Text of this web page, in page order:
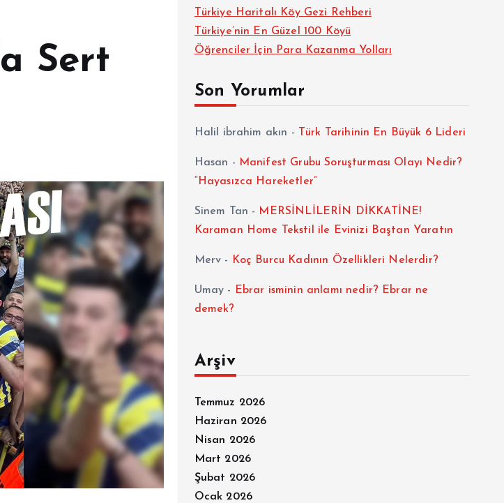
Sert
Türkiye Haritalı Köy Gezi Rehberi
Türkiye’nin En Güzel 100 Köyü
Öğrenciler İçin Para Kazanma Yolları
Son Yorumlar
Halil ibrahim akın - Türk Tarihinin En Büyük 6 Lideri
Hasan - Manifest Grubu Soruşturması Olayı Nedir?
“Hayasızca Hareketler”
Sinem Tan - MERSİNLİLERİN DİKKATİNE!
Karaman Home Tekstil ile Evinizi Baştan Yaratın
Merv - Koç Burcu Kadının Özellikleri Nelerdir?
Umay -
Ebrar isminin anlamı nedir? Ebrar ne
demek?
Arşiv
Temmuz 2026
Haziran 2026
Nisan 2026
Mart 2026
Şubat 2026
Ocak 2026